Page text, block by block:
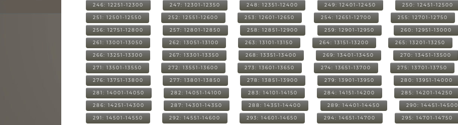
246: 12251-12300 247: 12301-12350 248: 12351-12400 249: 12401-12450 250: 12451-12500
251: 12501-12550 252: 12551-12600 253: 12601-12650 254: 12651-12700 255: 12701-12750
256: 12751-12800 257: 12801-12850 258: 12851-12900 259: 12901-12950 260: 12951-13000
261: 13001-13050 262: 13051-13100 263: 13101-13150 264: 13151-13200 265: 13201-13250
266: 13251-13300 267: 13301-13350 268: 13351-13400 269: 13401-13450 270: 13451-13500
271: 13501-13550 272: 13551-13600 273: 13601-13650 274: 13651-13700 275: 13701-13750
276: 13751-13800 277: 13801-13850 278: 13851-13900 279: 13901-13950 280: 13951-14000
281: 14001-14050 282: 14051-14100 283: 14101-14150 284: 14151-14200 285: 14201-14250
286: 14251-14300 287: 14301-14350 288: 14351-14400 289: 14401-14450 290: 14451-14500
291: 14501-14550 292: 14551-14600 293: 14601-14650 294: 14651-14700 295: 14701-14750